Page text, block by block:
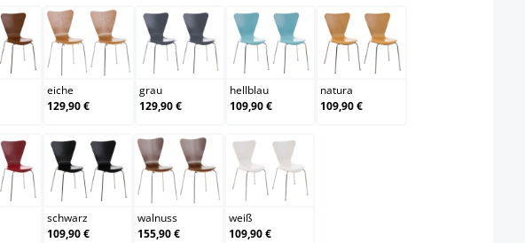
braun eiche
eiche
129,90 €
grau
grau
129,90 €
hellblau
hellblau
109,90 €
natura
natura
109,90 €
rot schwarz
schwarz
109,90 €
walnuss
walnuss
155,90 €
weiß
weiß
109,90 €